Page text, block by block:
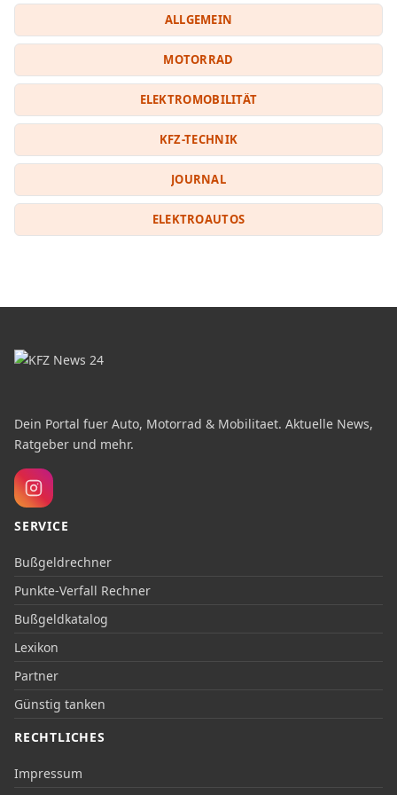
ALLGEMEIN
MOTORRAD
ELEKTROMOBILITÄT
KFZ-TECHNIK
JOURNAL
ELEKTROAUTOS
Dein Portal fuer Auto, Motorrad & Mobilitaet. Aktuelle News,
Ratgeber und mehr.
SERVICE
Bußgeldrechner
Punkte-Verfall Rechner
Bußgeldkatalog
Lexikon
Partner
Günstig tanken
RECHTLICHES
Impressum